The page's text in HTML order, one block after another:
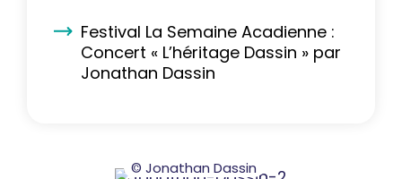
© Jonathan Dassin
Festival La Semaine Acadienne :
Concert « L’héritage Dassin » par
Jonathan Dassin